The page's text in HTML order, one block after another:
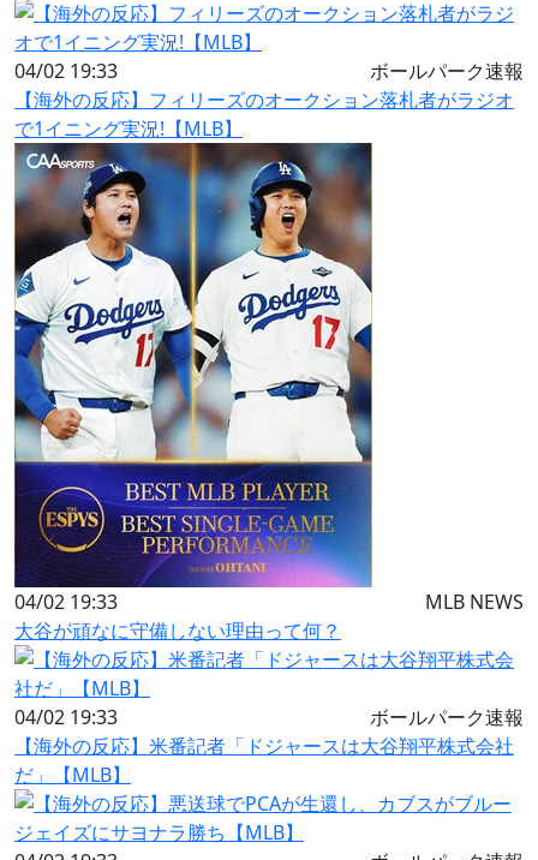
04/02 19:33
ボールパーク速報
【海外の反応】フィリーズのオークション落札者がラジオ
で1イニング実況!【MLB】
04/02 19:33
MLB NEWS
大谷が頑なに守備しない理由って何？
04/02 19:33
ボールパーク速報
【海外の反応】米番記者「ドジャースは大谷翔平株式会社
だ」【MLB】